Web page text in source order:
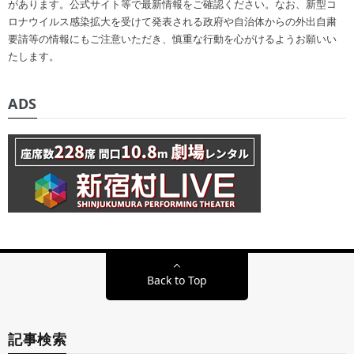
があります。公式サイト等で最新情報をご確認ください。なお、新型コ
ロナウイルス感染拡大を受けて発表される政府や自治体からの外出自粛
要請等の情報にもご注意いただき、慎重な行動を心がけるようお願いい
たします。
ADS
Back to Top
記事検索